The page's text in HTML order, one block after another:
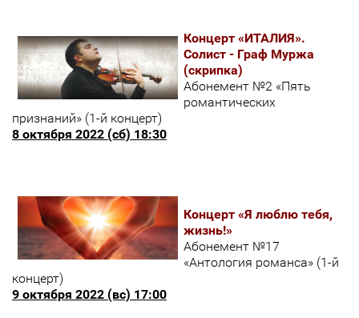
Концерт «ИТАЛИЯ».
Солист - Граф Муржа
(скрипка)
Абонемент №2 «Пять
романтических
признаний» (1-й концерт)
8 октября 2022 (сб) 18:30
Концерт «Я люблю тебя,
жизнь!»
Абонемент №17
«Антология романса» (1-й
концерт)
9 октября 2022 (вс) 17:00